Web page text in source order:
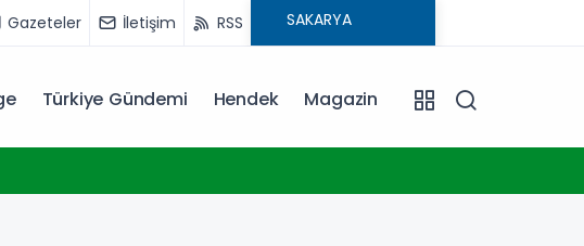
Gazeteler İletişim RSS
Türkiye Gündemi Hendek Magazin